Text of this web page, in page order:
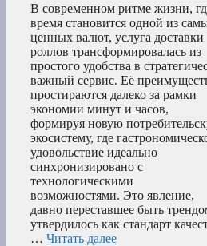
В современном ритме жизни,
время становится одной из
ценных валют, услуга доставки
роллов трансформировалась из
простого удобства в
важный сервис. Её
простираются далеко за рамки
экономии минут и часов,
формируя новую
экосистему, где
удовольствие идеально
синхронизировано с
технологическими
возможностями. Это явление,
давно переставшее быть
утвердилось как стандарт
… Читать далее